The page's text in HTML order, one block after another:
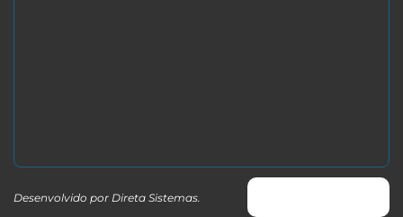
Desenvolvido por Direta Sistemas.